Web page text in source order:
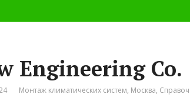
Engineering Co.
Монтаж климатических систем, Москва,